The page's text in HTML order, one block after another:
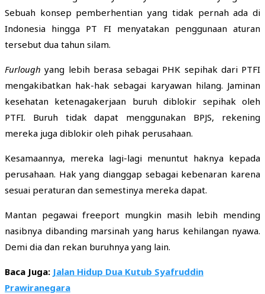
Sebuah konsep pemberhentian yang tidak pernah ada di
Indonesia hingga PT FI menyatakan penggunaan aturan
tersebut dua tahun silam.
Furlough yang lebih berasa sebagai PHK sepihak dari PTFI
mengakibatkan hak-hak sebagai karyawan hilang. Jaminan
kesehatan ketenagakerjaan buruh diblokir sepihak oleh
PTFI. Buruh tidak dapat menggunakan BPJS, rekening
mereka juga diblokir oleh pihak perusahaan.
Kesamaannya, mereka lagi-lagi menuntut haknya kepada
perusahaan. Hak yang dianggap sebagai kebenaran karena
sesuai peraturan dan semestinya mereka dapat.
Mantan pegawai freeport mungkin masih lebih mending
nasibnya dibanding marsinah yang harus kehilangan nyawa.
Demi dia dan rekan buruhnya yang lain.
Baca Juga: Jalan Hidup Dua Kutub Syafruddin
Prawiranegara